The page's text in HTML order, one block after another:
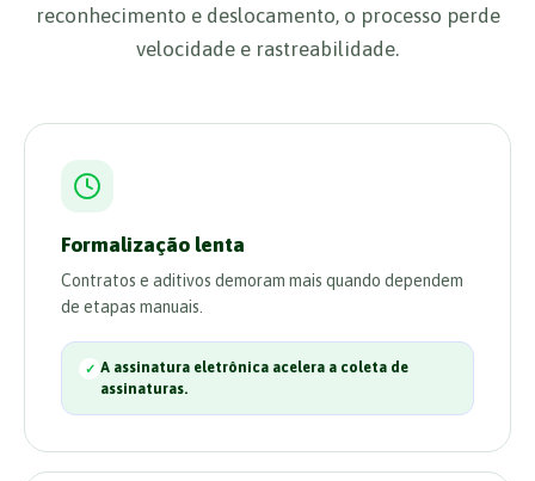
reconhecimento e deslocamento, o processo perde
velocidade e rastreabilidade.
Formalização lenta
Contratos e aditivos demoram mais quando dependem
de etapas manuais.
A assinatura eletrônica acelera a coleta de
assinaturas.